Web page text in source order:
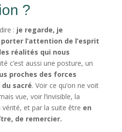
?
: je regarde, je
porter l’attention de l’esprit
réalités qui nous
c’est aussi une posture, un
proches des forces
sacré. Voir ce qu’on ne voit
vue, voir l’invisible, la
et par la suite être en
de remercier.